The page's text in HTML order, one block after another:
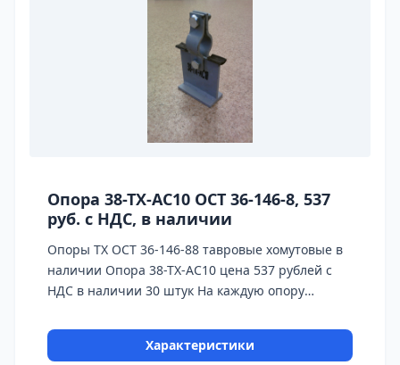
Опора 38-ТХ-АС10 ОСТ 36-146-8, 537
руб. с НДС, в наличии
Опоры ТХ ОСТ 36-146-88 тавровые хомутовые в
наличии Опора 38-ТХ-АС10 цена 537 рублей с
НДС в наличии 30 штук На каждую опору
сертификаты на используемые материалы и
предоставляется Гарантия 24 месяца.
Характеристики